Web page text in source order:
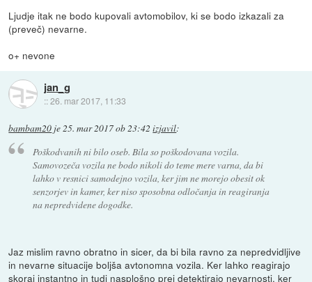
Ljudje itak ne bodo kupovali avtomobilov, ki se bodo izkazali za
(preveč) nevarne.
o+ nevone
jan_g
::26. mar 2017, 11:33
bambam20 je25. mar 2017 ob 23:42 izjavil:
Poškodvanih ni bilo oseb. Bila so poškodovana vozila.
Samovozeča vozila ne bodo nikoli do teme mere varna, da bi
lahko v resnici samodejno vozila, ker jim ne morejo obesit ok
senzorjev in kamer, ker niso sposobna odločanja in reagiranja
na nepredvidene dogodke.
Jaz mislim ravno obratno in sicer, da bi bila ravno za nepredvidljive
in nevarne situacije boljša avtonomna vozila. Ker lahko reagirajo
skoraj instantno in tudi nasplošno prej detektirajo nevarnosti, ker